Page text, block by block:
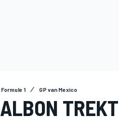
Formule 1 GP van Mexico
ALBON